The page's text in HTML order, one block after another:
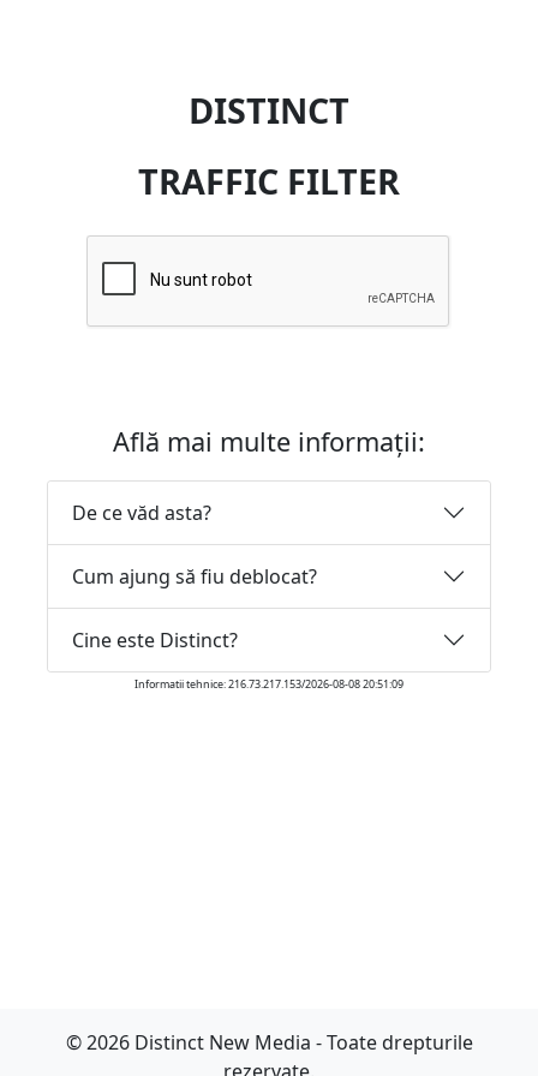
DISTINCT
TRAFFIC FILTER
Află mai multe informații:
De ce văd asta?
Cum ajung să fiu deblocat?
Cine este Distinct?
Informatii tehnice: 216.73.217.153/2026-08-08 20:51:09
© 2026 Distinct New Media - Toate drepturile